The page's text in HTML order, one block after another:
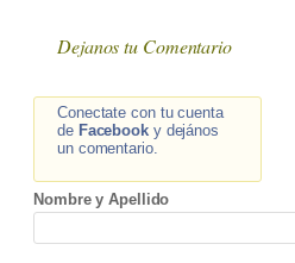
Dejanos tu Comentario
Conectate con tu cuenta
de Facebooky dejános
un comentario.
Nombre y Apellido